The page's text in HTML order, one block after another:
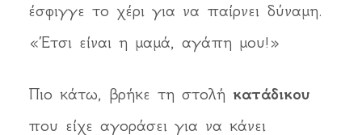
έσφιγγε το χέρι για να παίρνει δύναμη.
«Έτσι είναι η μαμά, αγάπη μου!»
Πιο κάτω, βρήκε τη στολή κατάδικου
που είχε αγοράσει για να κάνει